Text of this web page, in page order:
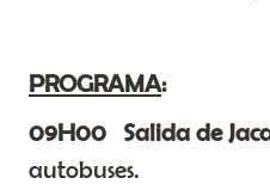
PROGRAMA:
09H00
Salida de
autobuses.